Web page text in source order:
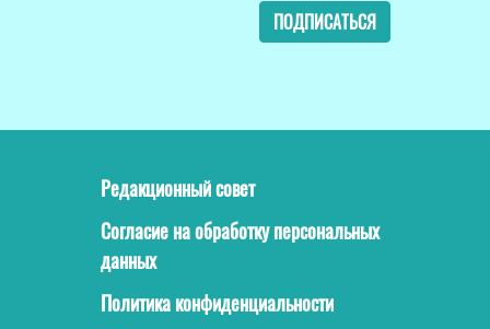
ПОДПИСАТЬСЯ
Редакционный совет
Согласие на обработку персональных
данных
Политика конфиденциальности